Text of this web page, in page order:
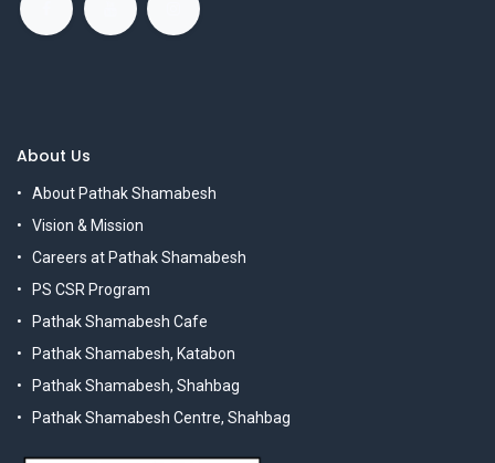
About Us
About Pathak Shamabesh
Vision & Mission
Careers at Pathak Shamabesh
PS CSR Program
Pathak Shamabesh Cafe
Pathak Shamabesh, Katabon
Pathak Shamabesh, Shahbag
Pathak Shamabesh Centre, Shahbag